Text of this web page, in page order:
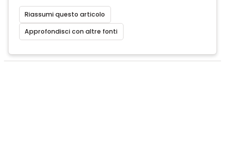
Riassumi questo articolo
Approfondisci con altre fonti